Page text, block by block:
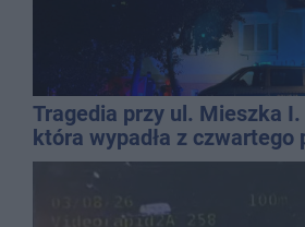
Tragedia przy ul. Mieszka
która wypadła z czwartego